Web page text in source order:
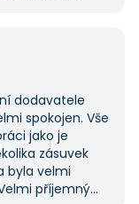
dodavatele
spokojen. Vše
jako je
zásuvek
byla velmi
příjemný